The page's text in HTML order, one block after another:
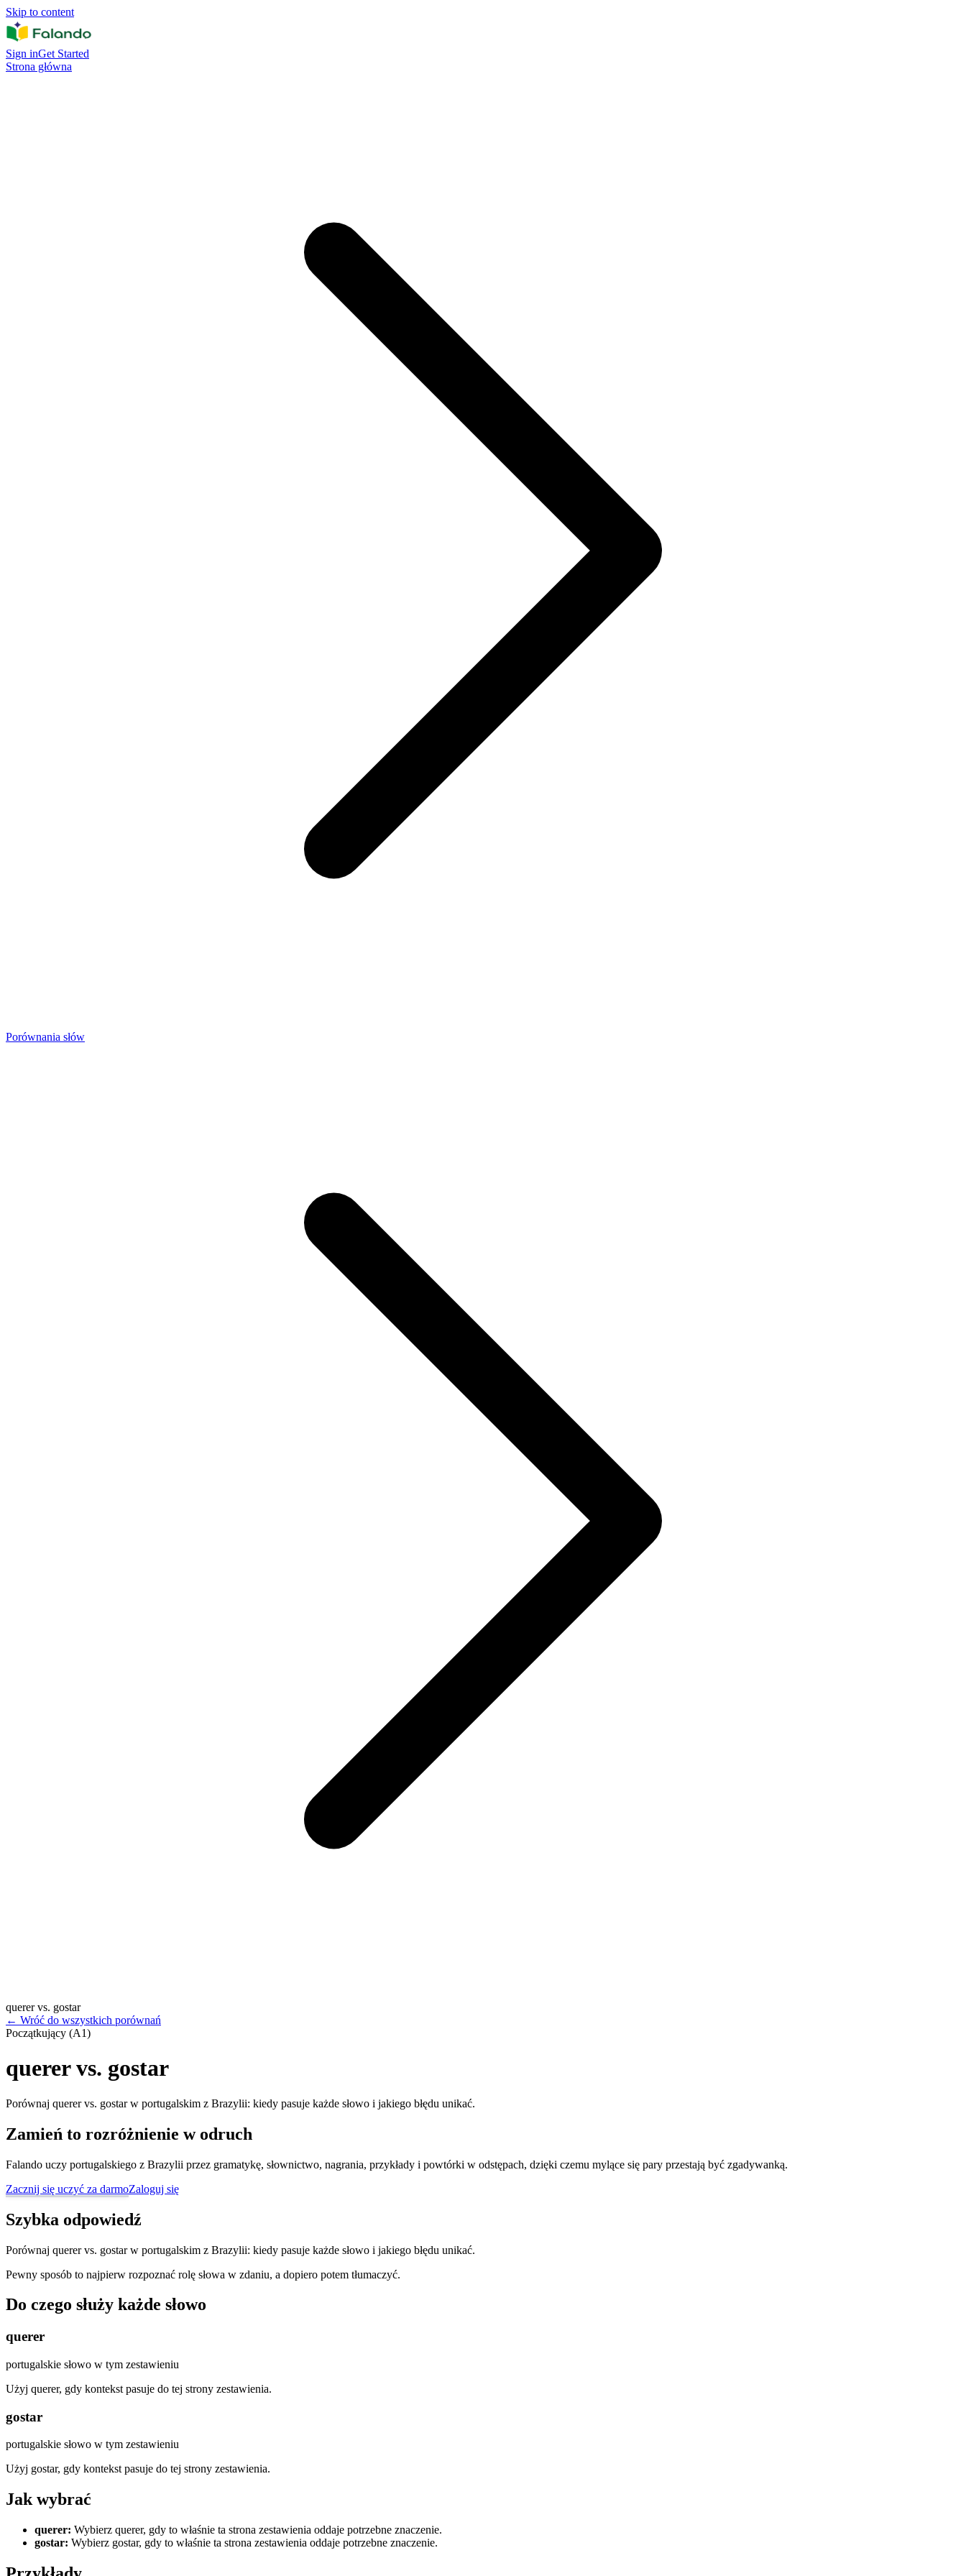
Skip to content
Sign inGet Started
Strona główna
Porównania słów
querer vs. gostar
← Wróć do wszystkich porównań
Początkujący (A1)
querer vs. gostar
Porównaj querer vs. gostar w portugalskim z Brazylii: kiedy pasuje każde słowo i jakiego błędu unikać.
Zamień to rozróżnienie w odruch
Falando uczy portugalskiego z Brazylii przez gramatykę, słownictwo, nagrania, przykłady i powtórki w odstępach, dzięki czemu mylące się pary przestają być zgadywanką.
Zacznij się uczyć za darmoZaloguj się
Szybka odpowiedź
Porównaj querer vs. gostar w portugalskim z Brazylii: kiedy pasuje każde słowo i jakiego błędu unikać.
Pewny sposób to najpierw rozpoznać rolę słowa w zdaniu, a dopiero potem tłumaczyć.
Do czego służy każde słowo
querer
portugalskie słowo w tym zestawieniu
Użyj querer, gdy kontekst pasuje do tej strony zestawienia.
gostar
portugalskie słowo w tym zestawieniu
Użyj gostar, gdy kontekst pasuje do tej strony zestawienia.
Jak wybrać
querer: Wybierz querer, gdy to właśnie ta strona zestawienia oddaje potrzebne znaczenie.
gostar: Wybierz gostar, gdy to właśnie ta strona zestawienia oddaje potrzebne znaczenie.